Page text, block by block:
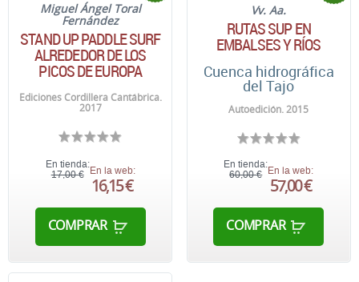
Miguel Ángel Toral
Fernández
STAND UP PADDLE SURF
ALREDEDOR DE LOS
PICOS DE EUROPA
Ediciones Cordillera Cantábrica.
2017
En tienda:
17,00 € En la web:
16,15 €
COMPRAR
Vv. Aa.
RUTAS SUP EN
EMBALSES Y RÍOS
Cuenca hidrográfica
del Tajo
Autoedición. 2015
En tienda:
60,00 € En la web:
57,00 €
COMPRAR